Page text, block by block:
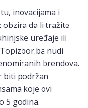
inovacijama i
obzira da li tražite
uređaje ili
nudi
brendova.
biti podržan
koje ovi
5 godina.